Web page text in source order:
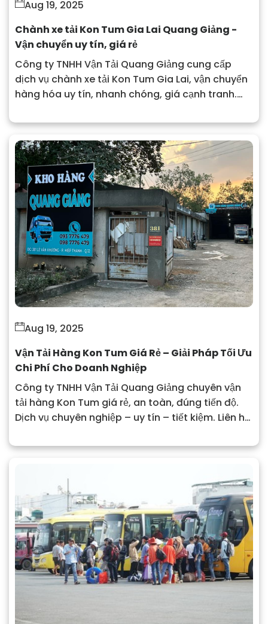
Aug 19, 2025
Chành xe tải Kon Tum Gia Lai Quang Giảng -
Vận chuyển uy tín, giá rẻ
Công ty TNHH Vận Tải Quang Giảng cung cấp
dịch vụ chành xe tải Kon Tum Gia Lai, vận chuyển
hàng hóa uy tín, nhanh chóng, giá cạnh tranh.
Aug 19, 2025
Vận Tải Hàng Kon Tum Giá Rẻ – Giải Pháp Tối Ưu
Chi Phí Cho Doanh Nghiệp
Công ty TNHH Vận Tải Quang Giảng chuyên vận
tải hàng Kon Tum giá rẻ, an toàn, đúng tiến độ.
Dịch vụ chuyên nghiệp – uy tín – tiết kiệm. Liên hệ: